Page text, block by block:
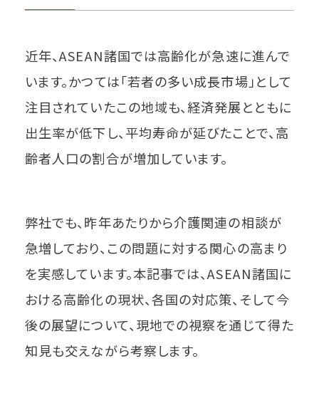
近年、ASEAN諸国では高齢化が急速に進んで
います。かつては「若者の多い成長市場」として
注目されていたこの地域も、経済発展とともに
出生率が低下し、平均寿命が延びたことで、高
齢者人口の割合が増加しています。
弊社でも、昨年あたりから介護関連の相談が
急増しており、この問題に対する関心の高まり
を実感しています。本記事では、ASEAN諸国に
おける高齢化の現状、各国の対応策、そして今
後の展望について、現地での視察を通じて得た
知見も交えながら考察します。